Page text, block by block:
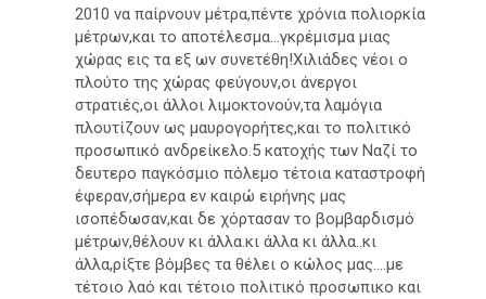
2010 να παίρνουν μέτρα,πέντε χρόνια πολιορκία
μέτρων,και το αποτέλεσμα...γκρέμισμα μιας
χώρας εις τα εξ ων συνετέθη!Χιλιάδες νέοι ο
πλούτο της χώρας φεύγουν,οι άνεργοι
στρατιές,οι άλλοι λιμοκτονούν,τα λαμόγια
πλουτίζουν ως μαυρογορήτες,και το πολιτικό
προσωπικό ανδρείκελο.5 κατοχής των Ναζί το
δευτερο παγκόσμιο πόλεμο τέτοια καταστροφή
έφεραν,σήμερα εν καιρώ ειρήνης μας
ισοπέδωσαν,και δε χόρτασαν το βομβαρδισμό
μέτρων,θέλουν κι άλλα.κι άλλα κι άλλα..κι
άλλα,ρίξτε βόμβες τα θέλει ο κώλος μας....με
τέτοιο λαό και τέτοιο πολιτικό προσωπικο και